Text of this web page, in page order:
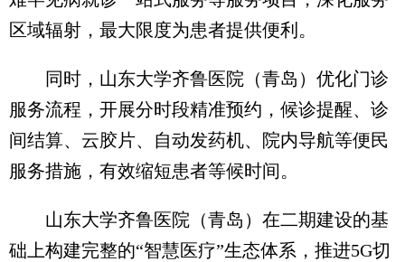
区域辐射，最大限度为患者提供便利。
同时，山东大学齐鲁医院（青岛）优化门诊
服务流程，开展分时段精准预约，候诊提醒、诊
间结算、云胶片、自动发药机、院内导航等便民
服务措施，有效缩短患者等候时间。
山东大学齐鲁医院（青岛）在二期建设的基
础上构建完整的“智慧医疗”生态体系，推进5G切